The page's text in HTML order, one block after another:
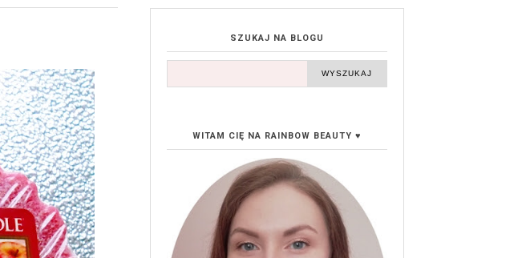
SZUKAJ NA BLOGU
WITAM CIĘ NA RAINBOW BEAUTY ♥